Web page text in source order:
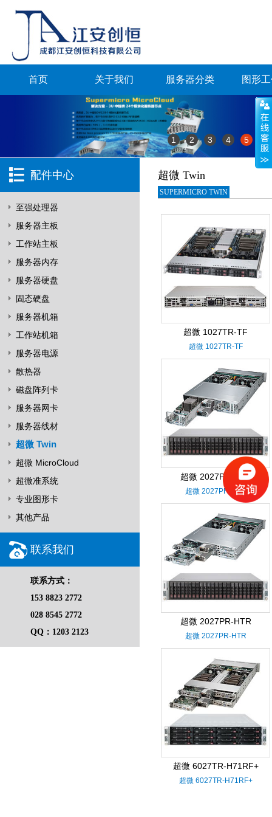
首页 关于我们 服务器分类 图形
1 2 3 4 5
配件中心
至强处理器
服务器主板
工作站主板
服务器内存
服务器硬盘
固态硬盘
服务器机箱
工作站机箱
服务器电源
散热器
磁盘阵列卡
服务器网卡
服务器线材
超微 Twin
超微 MicroCloud
超微准系统
专业图形卡
其他产品
联系我们
联系方式：
153 8823 2772
028 8545 2772
QQ：1203 2123
超微 Twin
SUPERMICRO TWIN
超微 1027TR-TF
超微 1027TR-TF
超微 2027PR-DTR
超微 2027PR-DTR
超微 2027PR-HTR
超微 2027PR-HTR
超微 6027TR-H71RF+
超微 6027TR-H71RF+